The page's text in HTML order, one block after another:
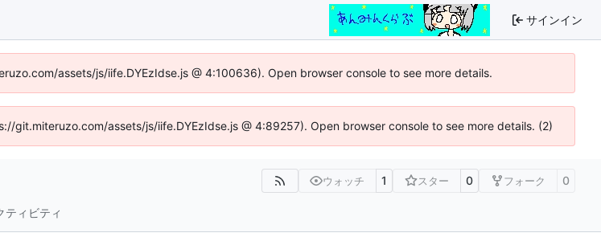
サインイン
assets/js/iife.DYEzIdse.js @ 4:100636). Open browser console to see more details.
git.miteruzo.com/assets/js/iife.DYEzIdse.js @ 4:89257). Open browser console to see more details. (2)
ウォッチ 1 スター 0 フォーク 0
ティビティ